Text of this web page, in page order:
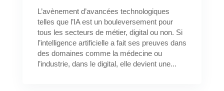
L’avènement d’avancées technologiques
telles que l’IA est un bouleversement pour
tous les secteurs de métier, digital ou non. Si
l’intelligence artificielle a fait ses preuves dans
des domaines comme la médecine ou
l’industrie, dans le digital, elle devient une...